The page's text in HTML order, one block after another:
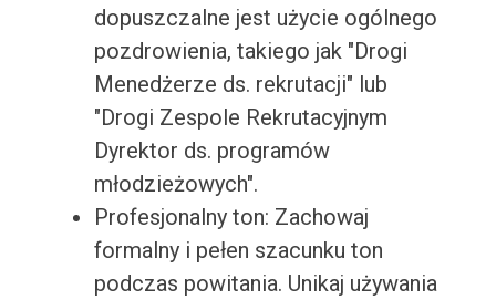
dopuszczalne jest użycie ogólnego
pozdrowienia, takiego jak "Drogi
Menedżerze ds. rekrutacji" lub
"Drogi Zespole Rekrutacyjnym
Dyrektor ds. programów
młodzieżowych".
Profesjonalny ton: Zachowaj
formalny i pełen szacunku ton
podczas powitania. Unikaj używania